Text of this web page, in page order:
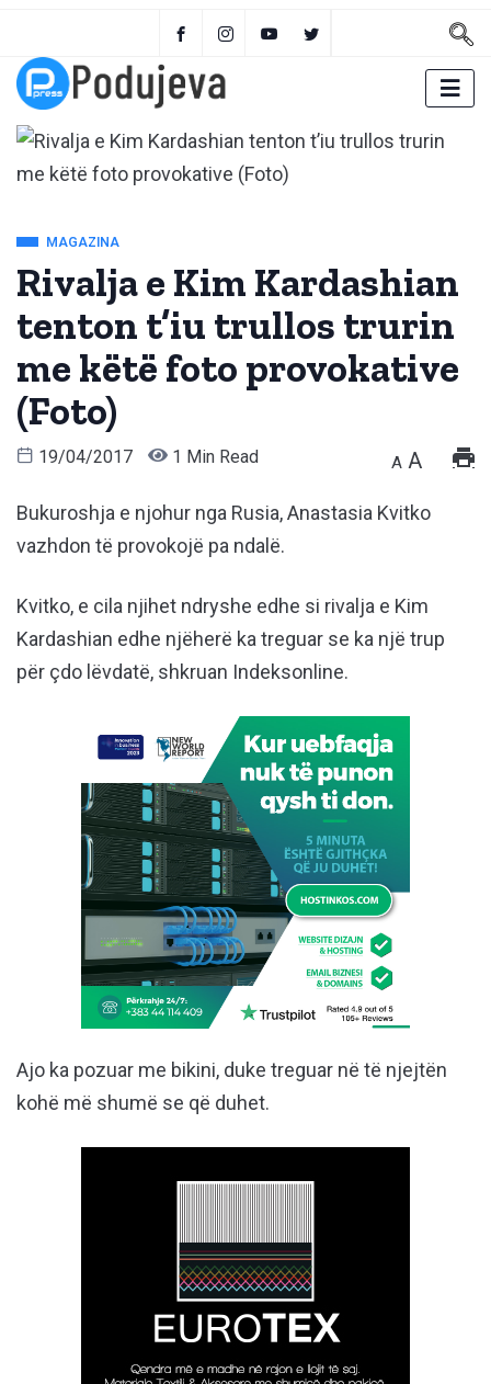
MAGAZINA
Rivalja e Kim Kardashian
tenton t’iu trullos trurin
me këtë foto provokative
(Foto)
19/04/2017 1 Min Read A A
Bukuroshja e njohur nga Rusia, Anastasia Kvitko
vazhdon të provokojë pa ndalë.
Kvitko, e cila njihet ndryshe edhe si rivalja e Kim
Kardashian edhe njëherë ka treguar se ka një trup
për çdo lëvdatë, shkruan Indeksonline.
Ajo ka pozuar me bikini, duke treguar në të njejtën
kohë më shumë se që duhet.